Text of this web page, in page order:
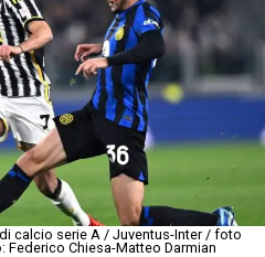
calcio serie A / Juventus-Inter / foto
Chiesa-Matteo Darmian